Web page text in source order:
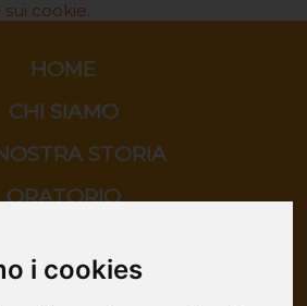
i cookies
cookie.
HOME
CHI SIAMO
STORIA
ORATORIO
CINEMA